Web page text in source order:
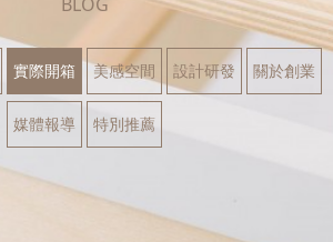
實際開箱 美感空間 設計研發 關於創業
媒體報導 特別推薦